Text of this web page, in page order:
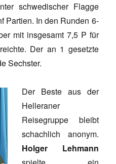
schwedischer Flagge
Partien. In den Runden 6-
mit insgesamt 7,5 P für
Der an 1 gesetzte
Sechster.
Der Beste aus der
Helleraner
Reisegruppe bleibt
schachlich anonym.
Holger Lehmann